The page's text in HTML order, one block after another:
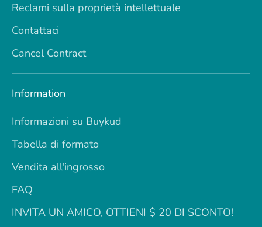
Reclami sulla proprietà intellettuale
Contattaci
Cancel Contract
Information
Informazioni su Buykud
Tabella di formato
Vendita all'ingrosso
FAQ
INVITA UN AMICO, OTTIENI $ 20 DI SCONTO!